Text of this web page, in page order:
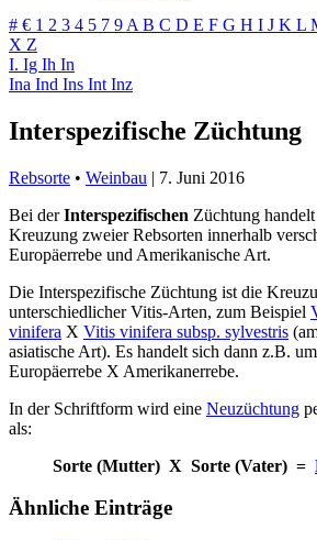
# € 1 2 3 4 5 7 9 A B C D E F G H I J K L
X Z
I. Ig Ih In
Ina Ind Ins Int Inz
Interspezifische Züchtung
Rebsorte • Weinbau | 7. Juni 2016
Bei derInterspezifischen Züchtung
Kreuzung zweier Rebsorten innerhalb
Europäerrebe und Amerikanische Art.
Die Interspezifische Züchtung ist die
unterschiedlicher Vitis-Arten, zum Beispiel
vinifera X Vitis vinifera subsp. sylvestris
asiatische Art). Es handelt sich dann z.B.
Europäerrebe X Amerikanerrebe.
In der Schriftform wird eine Neuzüchtung
als:
Sorte (Mutter) X Sorte (Vater) =
Ähnliche Einträge